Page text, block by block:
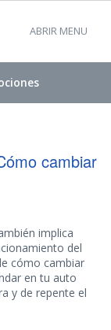
ABRIR MENU
cambiar
implica
del
cómo cambiar
en tu auto
y de repente el